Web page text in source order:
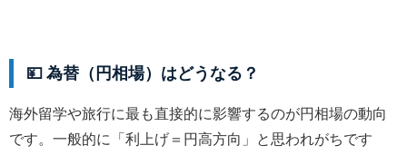
💴 為替（円相場）はどうなる？
海外留学や旅行に最も直接的に影響するのが円相場の動向
です。一般的に「利上げ＝円高方向」と思われがちです